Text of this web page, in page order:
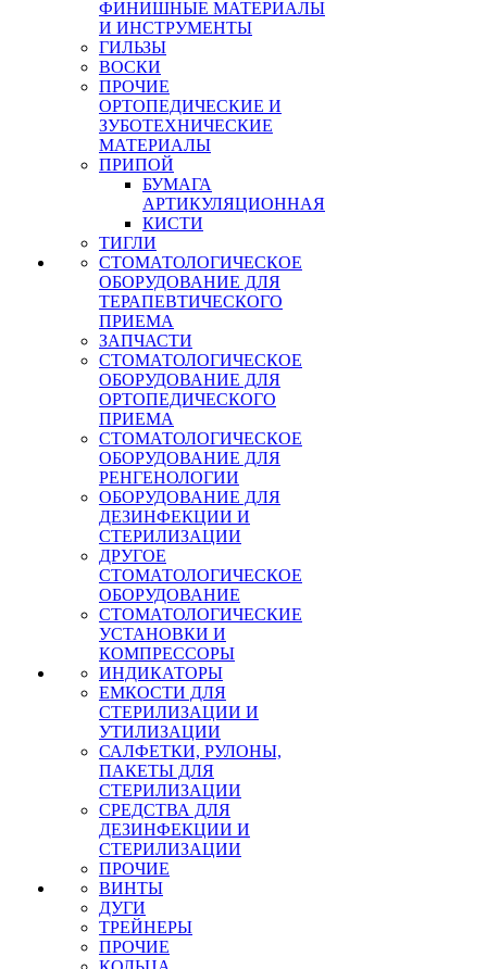
ФИНИШНЫЕ МАТЕРИАЛЫ
И ИНСТРУМЕНТЫ
ГИЛЬЗЫ
ВОСКИ
ПРОЧИЕ
ОРТОПЕДИЧЕСКИЕ И
ЗУБОТЕХНИЧЕСКИЕ
МАТЕРИАЛЫ
ПРИПОЙ
БУМАГА
АРТИКУЛЯЦИОННАЯ
КИСТИ
ТИГЛИ
СТОМАТОЛОГИЧЕСКОЕ
ОБОРУДОВАНИЕ ДЛЯ
ТЕРАПЕВТИЧЕСКОГО
ПРИЕМА
ЗАПЧАСТИ
СТОМАТОЛОГИЧЕСКОЕ
ОБОРУДОВАНИЕ ДЛЯ
ОРТОПЕДИЧЕСКОГО
ПРИЕМА
СТОМАТОЛОГИЧЕСКОЕ
ОБОРУДОВАНИЕ ДЛЯ
РЕНГЕНОЛОГИИ
ОБОРУДОВАНИЕ ДЛЯ
ДЕЗИНФЕКЦИИ И
СТЕРИЛИЗАЦИИ
ДРУГОЕ
СТОМАТОЛОГИЧЕСКОЕ
ОБОРУДОВАНИЕ
СТОМАТОЛОГИЧЕСКИЕ
УСТАНОВКИ И
КОМПРЕССОРЫ
ИНДИКАТОРЫ
ЕМКОСТИ ДЛЯ
СТЕРИЛИЗАЦИИ И
УТИЛИЗАЦИИ
САЛФЕТКИ, РУЛОНЫ,
ПАКЕТЫ ДЛЯ
СТЕРИЛИЗАЦИИ
СРЕДСТВА ДЛЯ
ДЕЗИНФЕКЦИИ И
СТЕРИЛИЗАЦИИ
ПРОЧИЕ
ВИНТЫ
ДУГИ
ТРЕЙНЕРЫ
ПРОЧИЕ